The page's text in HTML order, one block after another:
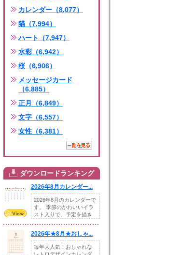
カレンダー（8,077）
猫（7,994）
ハート（7,947）
水彩（6,942）
桜（6,906）
メッセージカード
（6,885）
正月（6,849）
文字（6,557）
女性（6,381）
ダウンロードランキング
2026年8月カレンダー...
2026年8月のカレンダーで
す。 季節のかわいいイラ
スト入りで、予定を描き
2026年★8月★おしゃ...
毎年大人気！おしゃれな